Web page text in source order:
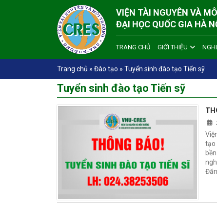
VIỆN TÀI NGUYÊN VÀ
ĐẠI HỌC QUỐC GIA HÀ
TRANG CHỦ GIỚI THIỆU
Trang chủ » Đào tạo » Tuyển sinh đào tạo Tiến sỹ
Tuyển sinh đào tạo Tiến sỹ
tạo